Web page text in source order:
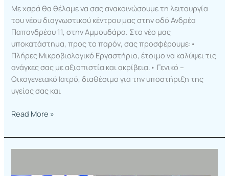
Με χαρά θα θέλαμε να σας ανακοινώσουμε τη λειτουργία
του νέου διαγνωστικού κέντρου μας στην οδό Ανδρέα
Παπανδρέου 11, στην Αμμουδάρα. Στο νέο μας
υποκατάστημα, προς το παρόν, σας προσφέρουμε:•
Πλήρες Μικροβιολογικό Εργαστήριο, έτοιμο να καλύψει τις
ανάγκες σας με αξιοπιστία και ακρίβεια.• Γενικό –
Οικογενειακό Ιατρό, διαθέσιμο για την υποστήριξη της
υγείας σας και
Read More »